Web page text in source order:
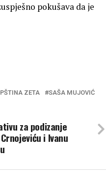
pokušava da je
ZETA SAŠA MUJOVIĆ
za podizanje
i Ivanu